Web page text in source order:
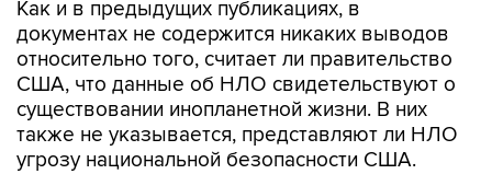
относительно того, считает ли правительство
США, что данные об НЛО свидетельствуют о
существовании инопланетной жизни. В них
также не указывается, представляют ли НЛО
угрозу национальной безопасности США.
В Пентагоне подчеркивают, что публикация